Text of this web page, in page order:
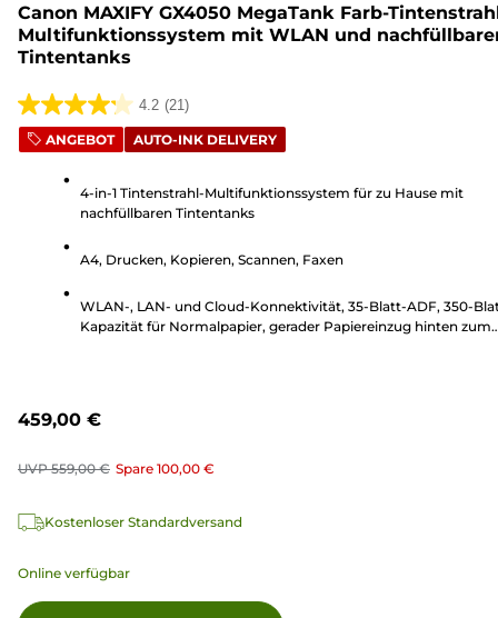
Canon MAXIFY GX4050 MegaTank Farb-
Multifunktionssystem mit WLAN und
Tintentanks
4.2 (21)
4.2
von
Sternen.
Bewertungen
ANGEBOT AUTO-INK DELIVERY
4-in-1 Tintenstrahl-Multifunktionssystem für zu Hause mit
nachfüllbaren Tintentanks
A4, Drucken, Kopieren, Scannen, Faxen
WLAN-, LAN- und Cloud-Konnektivität, 35-Blatt-ADF, 350-
Kapazität für Normalpapier, gerader Papiereinzug hinten zum
459,00 €
UVP559,00 € Spare 100,00 €
Kostenloser Standardversand
Online verfügbar